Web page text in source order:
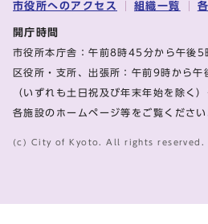
市役所へのアクセス 組織一覧
開庁時間
市役所本庁舎：午前8時45分から午後
区役所・支所、出張所：午前9時から
（いずれも土日祝及び年末年始を除く
各施設のホームページ等をご覧ください
(c) City of Kyoto. All rights reserved.